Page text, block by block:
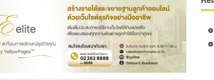
Exporter/Importer Service Business